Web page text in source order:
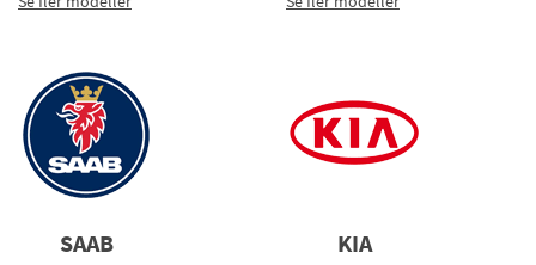
SAAB KIA